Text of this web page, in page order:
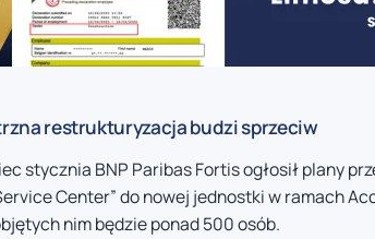
restrukturyzacja budzi sprzeciw
stycznia BNP Paribas Fortis ogłosił plany
Center” do nowej jednostki w ramach
nim będzie ponad 500 osób.